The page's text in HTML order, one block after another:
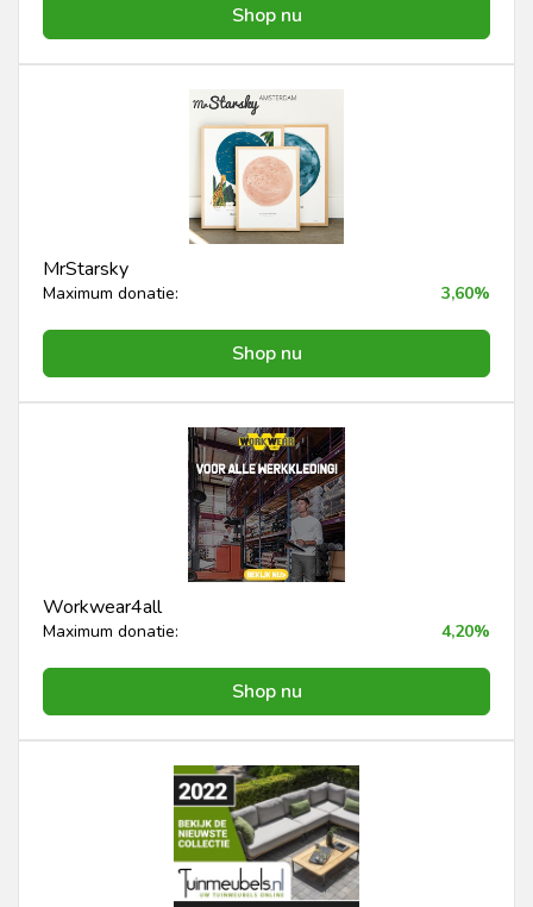
Shop nu
MrStarsky
Maximum donatie: 3,60%
Shop nu
Workwear4all
Maximum donatie: 4,20%
Shop nu